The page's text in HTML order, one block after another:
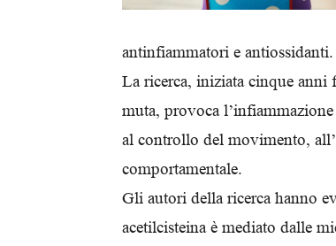
antinfiammatori e antiossidanti.
La ricerca, iniziata cinque anni
muta, provoca
al controllo del movimento,
comportamentale.
Gli autori della ricerca hanno
acetilcisteina è mediato dalle